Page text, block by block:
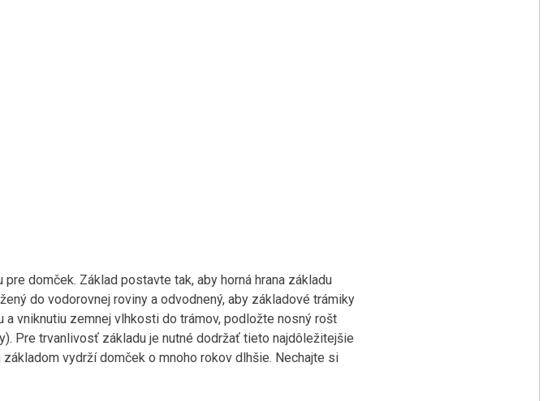
domček. Základ postavte tak, aby horná hrana základu
do vodorovnej roviny a odvodnený, aby základové trámiky
vniknutiu zemnej vlhkosti do trámov, podložte nosný rošt
Pre trvanlivosť základu je nutné dodržať tieto najdôležitejšie
vydrží domček o mnoho rokov dlhšie. Nechajte si